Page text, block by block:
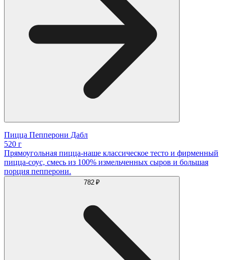
Пицца Пепперони Дабл
520 г
Прямоугольная пицца-наше классическое тесто и фирменный
пицца-соус, смесь из 100% измельченных сыров и большая
порция пепперони.
782 ₽